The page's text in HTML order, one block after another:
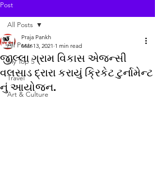
Post
All Posts
My Top 5
Travel
Art & Culture
All Posts
જીલ્લા ગ્રામ વિકાસ એજન્સી
વલસાડ દ્રારા કરાયું ક્રિકેટ ટુર્નામેન્ટ
નું આયોજન.
Praja Pankh
Mar 13, 2021 1 min read